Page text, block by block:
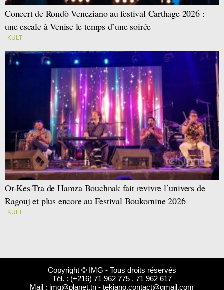
Concert de Rondò Veneziano au festival Carthage 2026 :
une escale à Venise le temps d’une soirée
KULT
Or-Kes-Tra de Hamza Bouchnak fait revivre l’univers de
Ragouj et plus encore au Festival Boukornine 2026
KULT
Copyright © IMG - Tous droits réservés
Tél. : (+216) 71 962 775 . 71 962 617
Mail : img@planet.tn - tekiano.contact@gmail.com